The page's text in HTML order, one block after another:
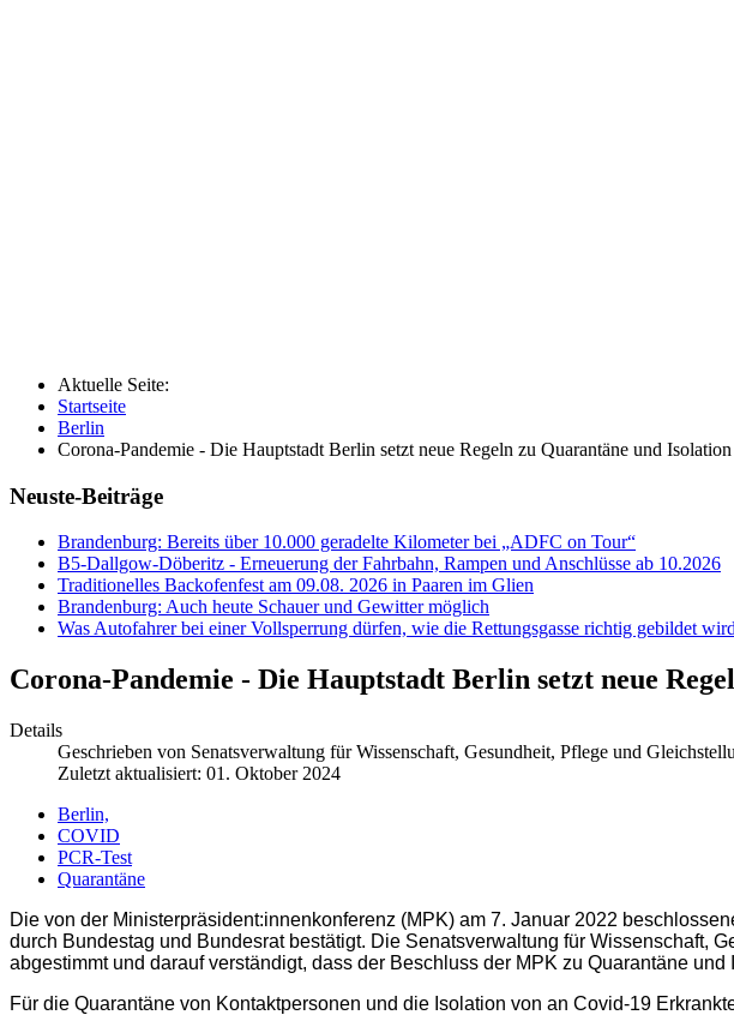
Aktuelle Seite:
Startseite
Berlin
Corona-Pandemie - Die Hauptstadt Berlin setzt neue Regeln zu Quarantäne und
Neuste-Beiträge
Brandenburg: Bereits über 10.000 geradelte Kilometer bei „ADFC on Tour“
B5-Dallgow-Döberitz - Erneuerung der Fahrbahn, Rampen und Anschlüsse ab 10.2026
Traditionelles Backofenfest am 09.08. 2026 in Paaren im Glien
Brandenburg: Auch heute Schauer und Gewitter möglich
Was Autofahrer bei einer Vollsperrung dürfen, wie die Rettungsgasse richtig gebildet
Corona-Pandemie - Die Hauptstadt Berlin setzt neue
Details
Geschrieben von Senatsverwaltung für Wissenschaft, Gesundheit, Pflege und
Zuletzt aktualisiert: 01. Oktober 2024
Berlin,
COVID
PCR-Test
Quarantäne
Die von der Ministerpräsident:innenkonferenz (MPK) am 7. Januar 2022
durch Bundestag und Bundesrat bestätigt. Die Senatsverwaltung für Wissenschaft,
abgestimmt und darauf verständigt, dass der Beschluss der MPK zu Quarantäne und
Für die Quarantäne von Kontaktpersonen und die Isolation von an Covid-19